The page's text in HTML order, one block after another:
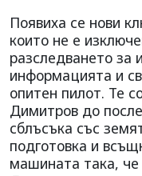
Появиха се нови
които не е
разследването за
информацията и
опитен пилот. Те
Димитров до
сблъсъка със
подготовка и
машината така, че